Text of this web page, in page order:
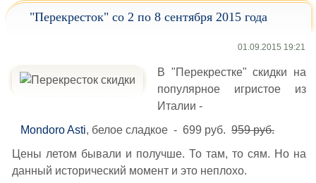
"Перекресток" со 2 по 8 сентября 2015 года
01.09.2015 19:21
В "Перекрестке" скидки на
популярное игристое из
Италии -
Mondoro Asti, белое сладкое - 699 руб. 959 руб.
Цены летом бывали и получше. То там, то сям. Но на
данный исторический момент и это неплохо.